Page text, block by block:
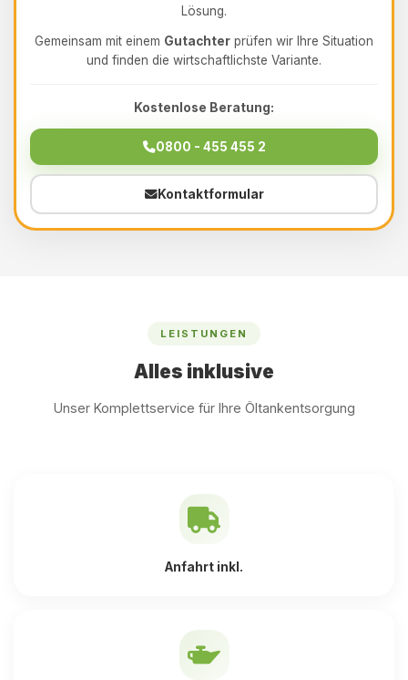
Lösung.
Gemeinsam mit einem Gutachter prüfen wir Ihre Situation
und finden die wirtschaftlichste Variante.
Kostenlose Beratung:
0800 - 455 455 2
Kontaktformular
LEISTUNGEN
Alles inklusive
Unser Komplettservice für Ihre Öltankentsorgung
Anfahrt inkl.